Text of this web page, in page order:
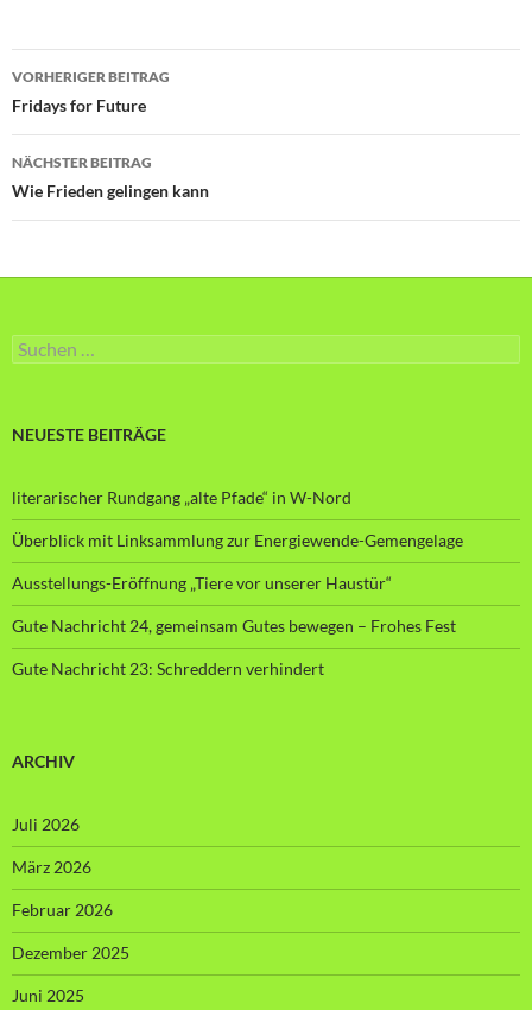
Beitragsnavigation
VORHERIGER BEITRAG
Fridays for Future
NÄCHSTER BEITRAG
Wie Frieden gelingen kann
Suche
nach:
NEUESTE BEITRÄGE
literarischer Rundgang „alte Pfade“ in W-Nord
Überblick mit Linksammlung zur Energiewende-Gemengelage
Ausstellungs-Eröffnung „Tiere vor unserer Haustür“
Gute Nachricht 24, gemeinsam Gutes bewegen – Frohes Fest
Gute Nachricht 23: Schreddern verhindert
ARCHIV
Juli 2026
März 2026
Februar 2026
Dezember 2025
Juni 2025